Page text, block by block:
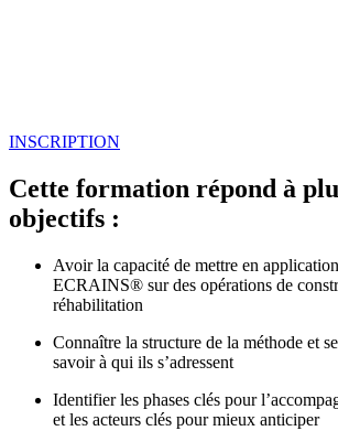
INSCRIPTION
Cette formation répond à
objectifs :
Avoir la capacité de mettre en
ECRAINS® sur des opérations de
réhabilitation
Connaître la structure de la méthode et
savoir à qui ils s’adressent
Identifier les phases clés pour
et les acteurs clés pour mieux anticiper